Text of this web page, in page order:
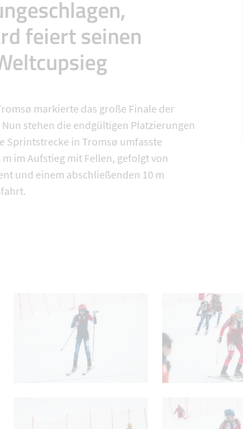
feiert seinen
markierte das große Finale der
stehen die endgültigen Platzierungen
Sprintstrecke in Tromsø umfasste
im Aufstieg mit Fellen, gefolgt von
und einem abschließenden 10 m